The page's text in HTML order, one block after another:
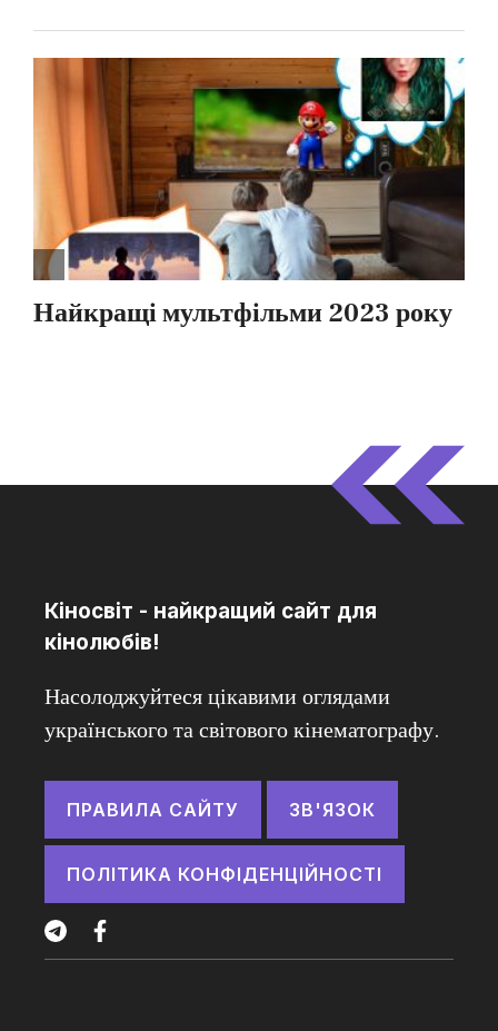
Кіносвіт - найкращий сайт для
кінолюбів!
Насолоджуйтеся цікавими оглядами
українського та світового кінематографу.
ПРАВИЛА САЙТУ ЗВ'ЯЗОК
ПОЛІТИКА КОНФІДЕНЦІЙНОСТІ